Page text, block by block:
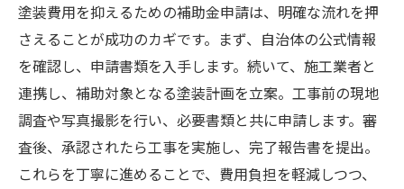
塗装費用を抑えるための補助金申請は、明確な流れを押
さえることが成功のカギです。まず、自治体の公式情報
を確認し、申請書類を入手します。続いて、施工業者と
連携し、補助対象となる塗装計画を立案。工事前の現地
調査や写真撮影を行い、必要書類と共に申請します。審
査後、承認されたら工事を実施し、完了報告書を提出。
これらを丁寧に進めることで、費用負担を軽減しつつ、